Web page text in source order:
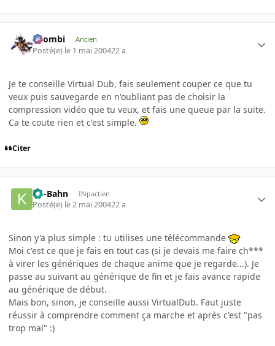
XZombi Ancien
Posté(e) le 1 mai 200422 a
Je te conseille Virtual Dub, fais seulement couper ce que tu
veux puis sauvegarde en n'oubliant pas de choisir la
compression vidéo que tu veux, et fais une queue par la suite.
Ca te coute rien et c'est simple.
Citer
Ko-Bahn INpactien
Posté(e) le 2 mai 200422 a
Sinon y'a plus simple : tu utilises une télécommande
Moi c'est ce que je fais en tout cas (si je devais me faire ch***
à virer les génériques de chaque anime que je regarde...). Je
passe au suivant au générique de fin et je fais avance rapide
au générique de début.
Mais bon, sinon, je conseille aussi VirtualDub. Faut juste
réussir à comprendre comment ça marche et après c'est "pas
trop mal" :)